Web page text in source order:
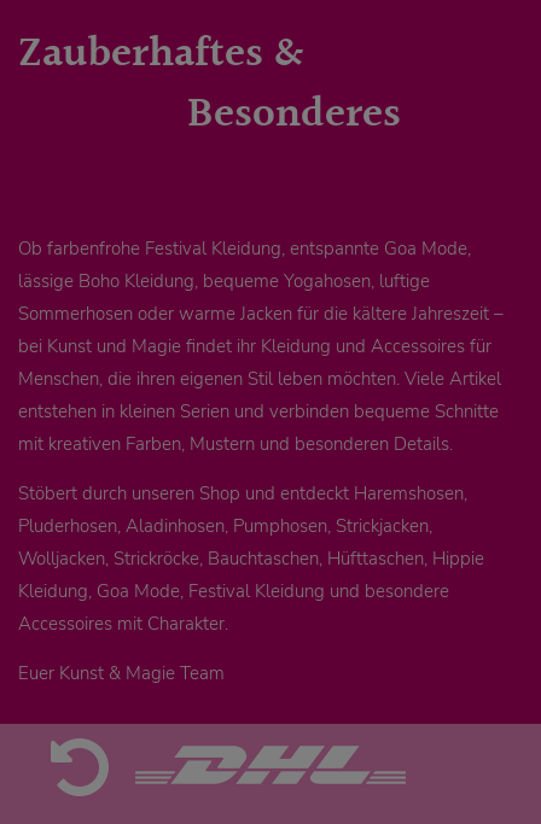
Zauberhaftes &
Besonderes
Ob farbenfrohe Festival Kleidung, entspannte Goa Mode,
lässige Boho Kleidung, bequeme Yogahosen, luftige
Sommerhosen oder warme Jacken für die kältere Jahreszeit –
bei Kunst und Magie findet ihr Kleidung und Accessoires für
Menschen, die ihren eigenen Stil leben möchten. Viele Artikel
entstehen in kleinen Serien und verbinden bequeme Schnitte
mit kreativen Farben, Mustern und besonderen Details.
Stöbert durch unseren Shop und entdeckt Haremshosen,
Pluderhosen, Aladinhosen, Pumphosen, Strickjacken,
Wolljacken, Strickröcke, Bauchtaschen, Hüfttaschen, Hippie
Kleidung, Goa Mode, Festival Kleidung und besondere
Accessoires mit Charakter.
Euer Kunst & Magie Team